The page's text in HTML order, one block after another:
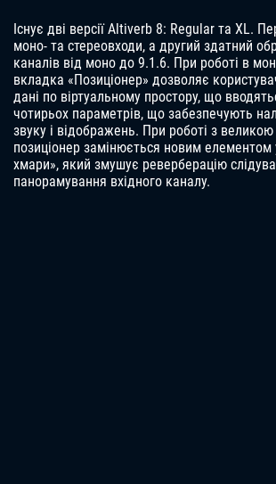
Існує дві версії Altiverb 8: Regular та XL.
моно- та стереовходи, а другий здатний
каналів від моно до 9.1.6. При роботі в
вкладка «Позиціонер» дозволяє
дані по віртуальному простору, що
чотирьох параметрів, що забезпечують
звуку і відображень. При роботі з великою
позиціонер замінюється новим елементом
хмари», який змушує реверберацію
панорамування вхідного каналу.